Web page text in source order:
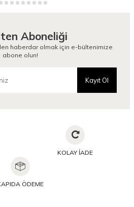
Aboneliği
haberdar olmak için e-bültenimize
abone olun!
Kayıt Ol
KOLAY İADE
ÖDEME